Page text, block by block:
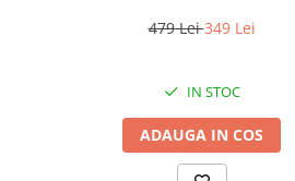
479 Lei349 Lei
IN STOC
ADAUGA IN COS